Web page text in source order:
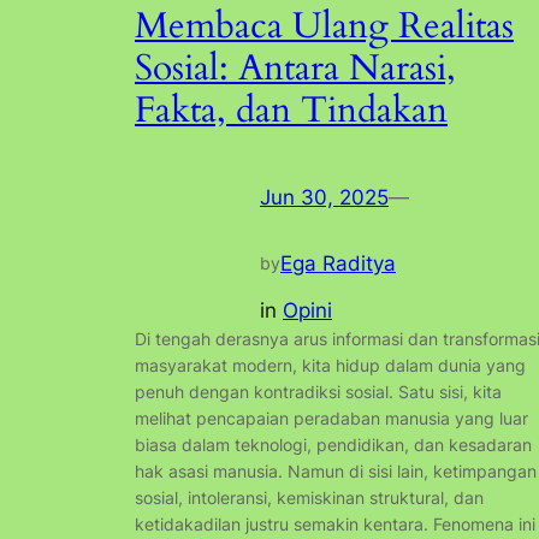
Membaca Ulang Realitas
Sosial: Antara Narasi,
Fakta, dan Tindakan
Jun 30, 2025—
byEga Raditya
in Opini
Di tengah derasnya arus informasi dan transformasi
masyarakat modern, kita hidup dalam dunia yang
penuh dengan kontradiksi sosial. Satu sisi, kita
melihat pencapaian peradaban manusia yang luar
biasa dalam teknologi, pendidikan, dan kesadaran
hak asasi manusia. Namun di sisi lain, ketimpangan
sosial, intoleransi, kemiskinan struktural, dan
ketidakadilan justru semakin kentara. Fenomena ini